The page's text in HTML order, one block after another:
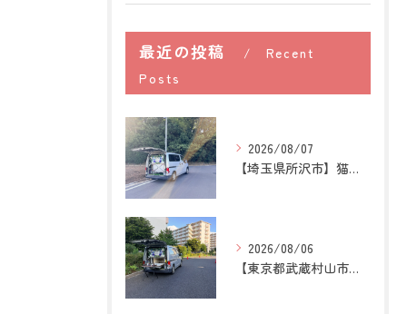
最近の投稿
Recent
Posts
2026/08/07
【埼玉県所沢市】猫の訪問ペット火葬｜お気に入りの場所に姿がな...
2026/08/06
【東京都武蔵村山市】犬の訪問ペット火葬｜愛犬との最後の時間を...